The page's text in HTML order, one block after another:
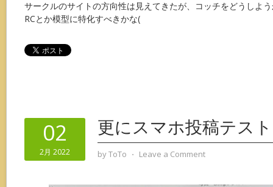
サークルのサイトの方向性は見えてきたが、コッチをどうしよ
RCとか模型に特化すべきかな(
02
2月 2022
更にスマホ投稿テスト
byToTo ⋅ Leave a Comment